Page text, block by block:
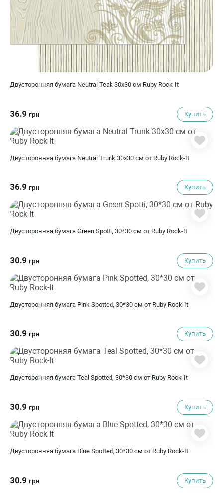
Двусторонняя бумага Neutral Teak 30х30 см Ruby Rock-It
36.9 грн Купить
Двусторонняя бумага Neutral Trunk 30х30 см от Ruby Rock-It
36.9 грн Купить
Двусторонняя бумага Green Spotti, 30*30 см от Ruby Rock-It
30.9 грн Купить
Двусторонняя бумага Pink Spotted, 30*30 см от Ruby Rock-It
30.9 грн Купить
Двусторонняя бумага Teal Spotted, 30*30 см от Ruby Rock-It
30.9 грн Купить
Двусторонняя бумага Blue Spotted, 30*30 см от Ruby Rock-It
30.9 грн Купить